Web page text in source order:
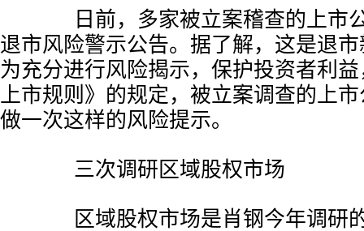
日前，多家被立案稽查的上市
退市风险警示公告。据了解，这是退
为充分进行风险揭示，保护投资者利
上市规则》的规定，被立案调查的上
做一次这样的风险提示。
三次调研区域股权市场
区域股权市场是肖钢今年调研